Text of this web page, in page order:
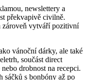
newslettery a
překvapivě civilně.
zároveň vytváří pozitivní
vánoční dárky, ale také
součást direct
drobnost na recepci.
sáčků s bonbóny až po